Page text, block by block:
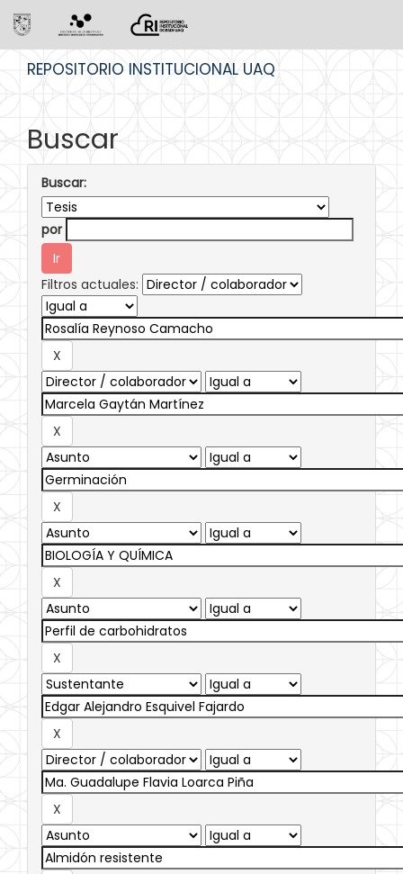
REPOSITORIO INSTITUCIONAL UAQ
Buscar
Buscar:
por
Filtros actuales: